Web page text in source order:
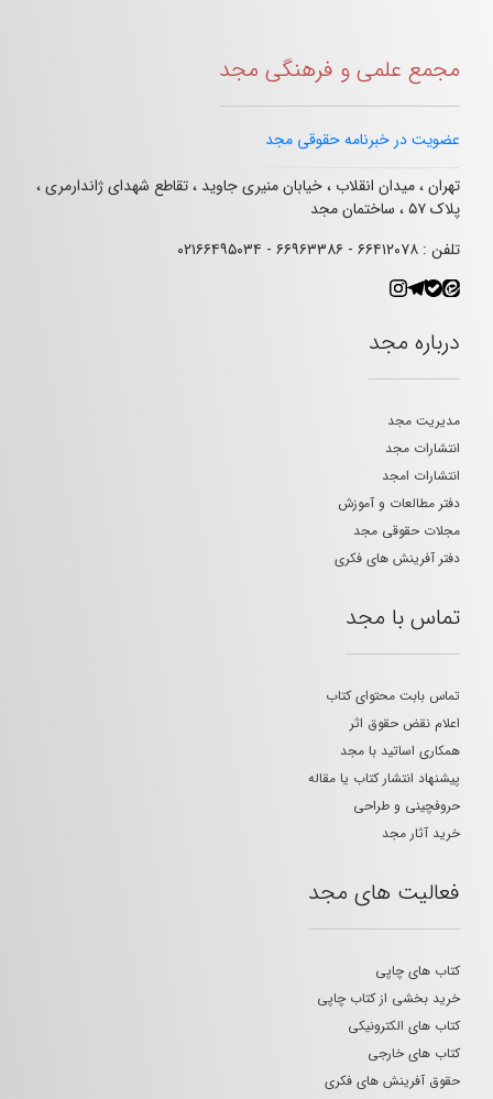
مجمع علمی و فرهنگی مجد
عضویت در خبرنامه حقوقی مجد
تهران ، میدان انقلاب ، خیابان منیری جاوید ، تقاطع شهدای ژاندارمری ،
پلاک ۵۷ ، ساختمان مجد
تلفن : ۶۶۴۱۲۰۷۸ - ۶۶۹۶۳۳۸۶ - ۰۲۱۶۶۴۹۵۰۳۴
درباره مجد
مدیریت مجد
انتشارات مجد
انتشارات امجد
دفتر مطالعات و آموزش
مجلات حقوقی مجد
دفتر آفرینش های فکری
تماس با مجد
تماس بابت محتوای کتاب
اعلام نقض حقوق اثر
همکاری اساتید با مجد
پیشنهاد انتشار کتاب یا مقاله
حروفچینی و طراحی
خرید آثار مجد
فعالیت های مجد
کتاب های چاپی
خرید بخشی از کتاب چاپی
کتاب های الکترونیکی
کتاب های خارجی
حقوق آفرینش های فکری